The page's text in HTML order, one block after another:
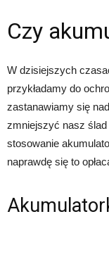
Czy
W dzisiejszych
przykładamy do
zastanawiamy się
zmniejszyć nasz
stosowanie
naprawdę się to